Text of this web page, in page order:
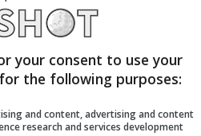
Ferrero che pure era
che non tocca in
comunque i tifosi
qualche mododisturbare la
your consent to use your
the following purposes:
and content, advertising and content
research and services development